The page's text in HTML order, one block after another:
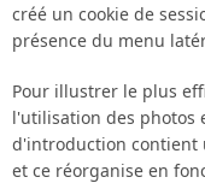
créé un cookie de
présence du menu
Pour illustrer le plus
l'utilisation des photos
d'introduction contient
et ce réorganise en